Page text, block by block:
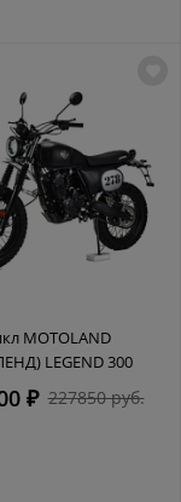
MOTOLAND
LEGEND 300
₽ 227850 руб.